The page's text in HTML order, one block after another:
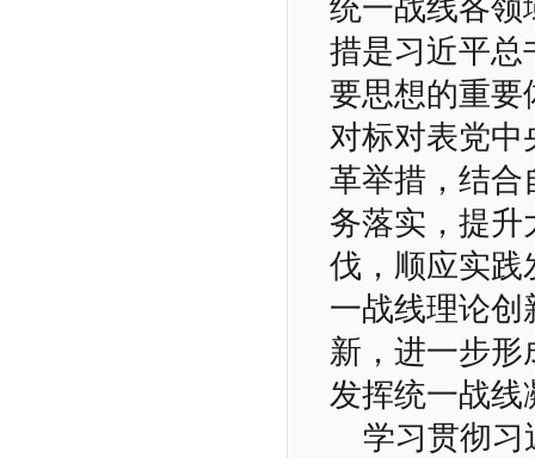
统一战线各领
措是习近平总
要思想的重要
对标对表党中
革举措，结合
务落实，提升
伐，顺应实践
一战线理论创
新，进一步形
发挥统一战线
学习贯彻习